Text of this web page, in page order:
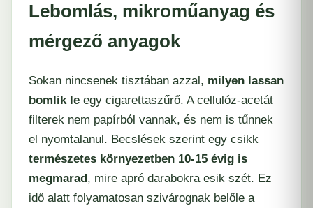
Lebomlás, mikroműanyag és
mérgező anyagok
Sokan nincsenek tisztában azzal, milyen lassan
bomlik le egy cigarettaszűrő. A cellulóz-acetát
filterek nem papírból vannak, és nem is tűnnek
el nyomtalanul. Becslések szerint egy csikk
természetes környezetben 10-15 évig is
megmarad, mire apró darabokra esik szét. Ez
idő alatt folyamatosan szivárognak belőle a